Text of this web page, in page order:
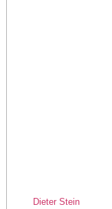
Dieter Stein